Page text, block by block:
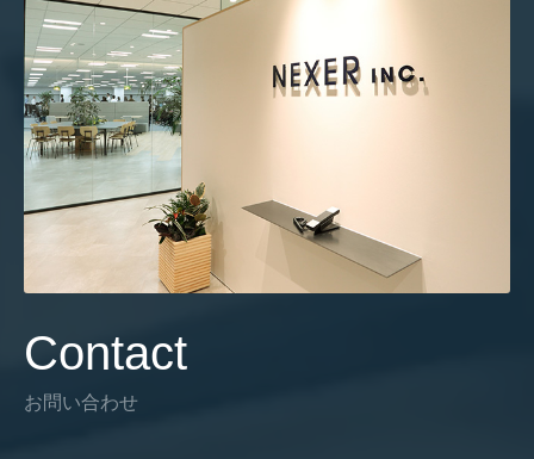
Contact
お問い合わせ